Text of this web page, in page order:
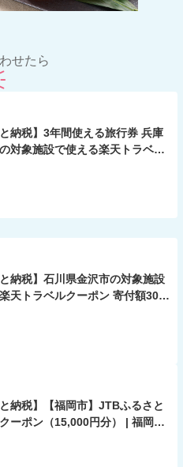
せたら
と納税】3年間使える旅行券 兵庫
対象施設で使える楽天トラベル
温泉 温泉 旅行 温泉宿 旅館 ホテ
と納税】石川県金沢市の対象施設
天トラベルクーポン 寄付額30,0
と納税】【福岡市】JTBふるさと
ーポン（15,000円分） | 福岡県
品 お礼の品 旅行券 旅行 jtbクー